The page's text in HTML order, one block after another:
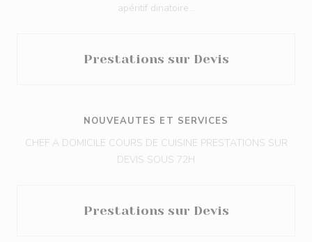
apéritif dinatoire...
Prestations sur Devis
NOUVEAUTES ET SERVICES
CHEF A DOMICILE COURS DE CUISINE PRESTATIONS SUR
DEVIS SOUS 72H
Prestations sur Devis